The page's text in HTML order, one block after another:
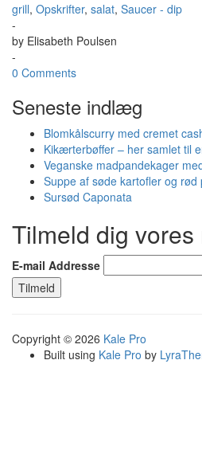
grill, Opskrifter, salat, Saucer - dip
-
by Elisabeth Poulsen
-
0 Comments
Seneste indlæg
Blomkålscurry med cremet
Kikærterbøffer – her samlet til
Veganske madpandekager
Suppe af søde kartofler og rød
Sursød Caponata
Tilmeld dig
E-mail Addresse
Copyright © 2026 Kale Pro
Built using Kale Pro by